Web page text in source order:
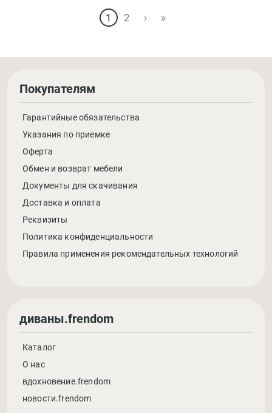
1 2 › »
Покупателям
Гарантийные обязательства
Указания по приемке
Оферта
Обмен и возврат мебели
Документы для скачивания
Доставка и оплата
Реквизиты
Политика конфиденциальности
Правила применения рекомендательных технологий
диваны.frendom
Каталог
О нас
вдохновение.frendom
новости.frendom